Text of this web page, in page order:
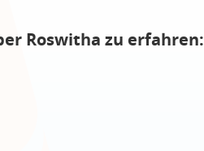
Roswitha zu erfahren: